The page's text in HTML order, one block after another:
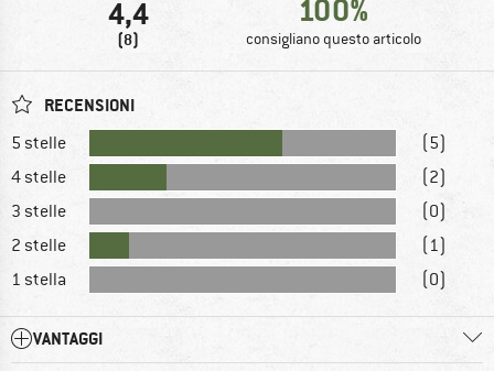
4,4
(8)
100%
consigliano questo articolo
RECENSIONI
5 stelle
(5)
4 stelle
(2)
3 stelle
(0)
2 stelle
(1)
1 stella
(0)
VANTAGGI